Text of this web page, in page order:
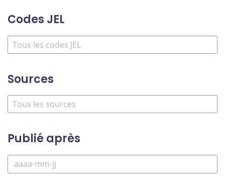
Codes JEL
Sources
Publié après